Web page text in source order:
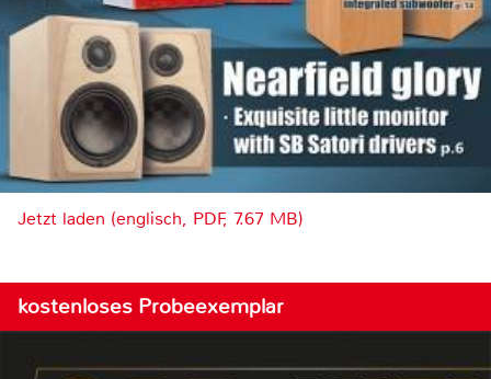
Jetzt laden (englisch, PDF, 7.67 MB)
kostenloses Probeexemplar